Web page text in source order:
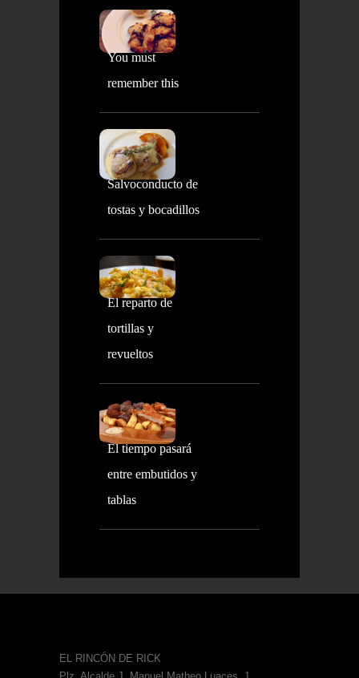
You must
remember this
Salvoconducto de
tostas y bocadillos
El reparto de
tortillas y
revueltos
El tiempo pasará
entre embutidos y
tablas
EL RINCÓN DE RICK